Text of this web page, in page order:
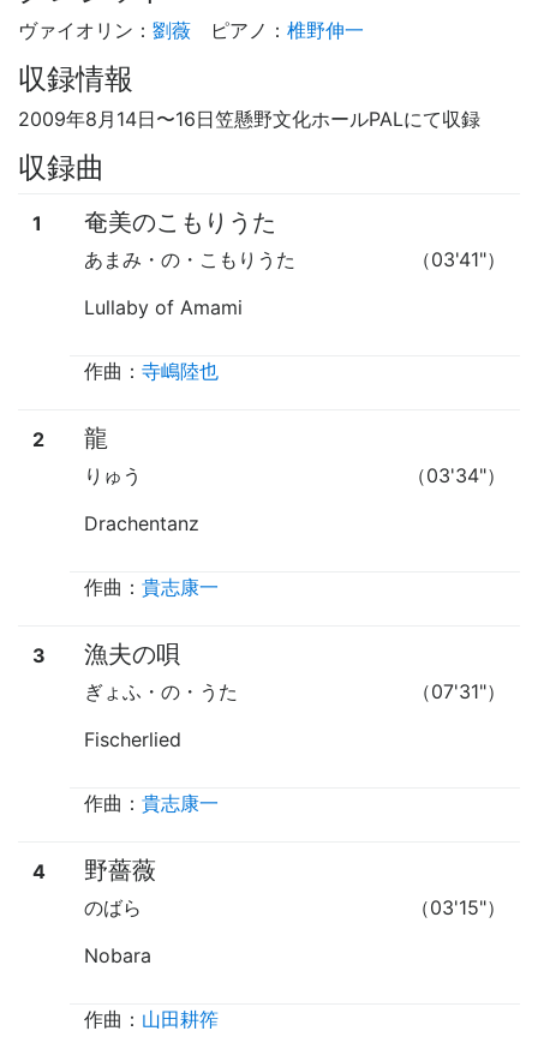
ヴァイオリン ： 劉薇 ピアノ ： 椎野伸一
収録情報
2009年8月14日〜16日笠懸野文化ホールPALにて収録
収録曲
1 奄美のこもりうた
（03'41"）
あまみ・の・こもりうた
Lullaby of Amami
作曲： 寺嶋陸也
2 龍
（03'34"）
りゅう
Drachentanz
作曲： 貴志康一
3 漁夫の唄
（07'31"）
ぎょふ・の・うた
Fischerlied
作曲： 貴志康一
4 野薔薇
（03'15"）
のばら
Nobara
作曲： 山田耕筰